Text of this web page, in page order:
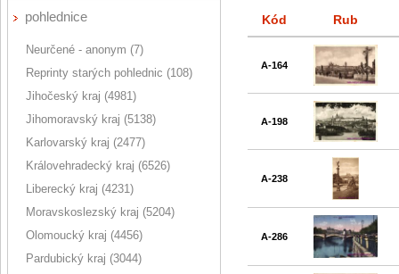
pohlednice
Neurčené - anonym (7)
Reprinty starých pohlednic (108)
Jihočeský kraj (4981)
Jihomoravský kraj (5138)
Karlovarský kraj (2477)
Královehradecký kraj (6526)
Liberecký kraj (4231)
Moravskoslezský kraj (5204)
Olomoucký kraj (4456)
Pardubický kraj (3044)
Kód Rub
A-164
A-198
A-238
A-286